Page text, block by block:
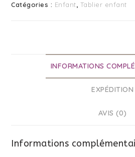
Catégories : Enfant Tablier enfant
INFORMATIONS
EXPÉDITION
AVIS (0)
Informations